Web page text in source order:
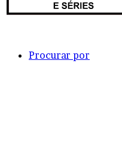
Procurar por